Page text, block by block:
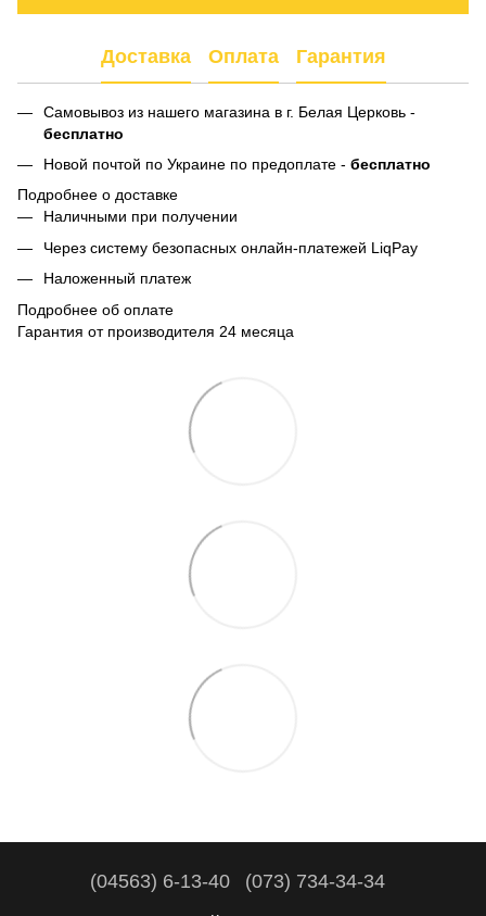
Доставка Оплата Гарантия
Самовывоз из нашего магазина в г. Белая Церковь -
бесплатно
Новой почтой по Украине по предоплате - бесплатно
Подробнее о доставке
Наличными при получении
Через систему безопасных онлайн-платежей LiqPay
Наложенный платеж
Подробнее об оплате
Гарантия от производителя 24 месяца
(04563) 6-13-40 (073) 734-34-34